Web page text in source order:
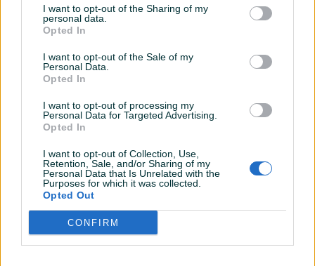
I want to opt-out of the Sharing of my
personal data.
Opted In
I want to opt-out of the Sale of my
Personal Data.
Opted In
I want to opt-out of processing my
Personal Data for Targeted Advertising.
Opted In
I want to opt-out of Collection, Use,
Retention, Sale, and/or Sharing of my
Personal Data that Is Unrelated with the
Purposes for which it was collected.
Opted Out
CONFIRM
Set šarafcigera inbusa
60 KM
prije 3 sata
PIK SHOP
Dostupno
Novo
75 KM